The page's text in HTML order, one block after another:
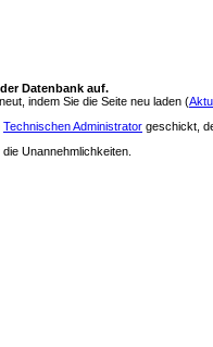
Datenbank auf.
indem Sie die Seite neu laden (
Technischen Administrator geschickt,
Unannehmlichkeiten.